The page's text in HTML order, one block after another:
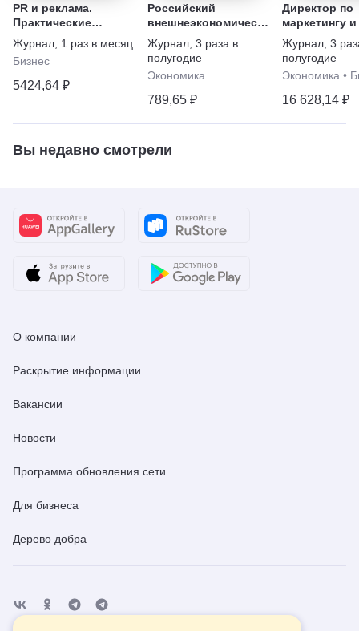
PR и реклама.
Практические
аспекты
Журнал 1 раз в месяц
Бизнес
5424,64 ₽
Российский
внешнеэкономический
вестник
Журнал 3 раза в
полугодие
Экономика
789,65 ₽
Директор по
маркетингу
Журнал 3
полугодие
Экономика •
16 628,14 ₽
Вы недавно смотрели
О компании
Раскрытие информации
Вакансии
Новости
Программа обновления сети
Для бизнеса
Дерево добра